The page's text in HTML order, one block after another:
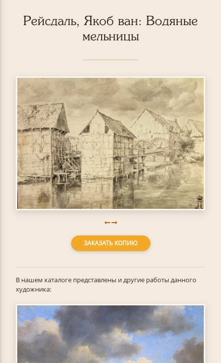
Рейсдаль, Якоб ван: Водяные
мельницы
ЗАКАЗАТЬ КОПИЮ
В нашем каталоге представлены и другие работы данного
художника: